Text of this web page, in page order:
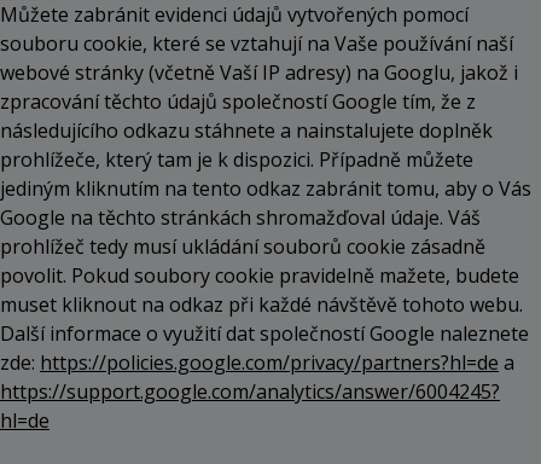
Můžete zabránit evidenci údajů vytvořených pomocí
souboru cookie, které se vztahují na Vaše používání naší
webové stránky (včetně Vaší IP adresy) na Googlu, jakož i
zpracování těchto údajů společností Google tím, že z
následujícího odkazu stáhnete a nainstalujete doplněk
prohlížeče, který tam je k dispozici. Případně můžete
jediným kliknutím na tento odkaz zabránit tomu, aby o Vás
Google na těchto stránkách shromažďoval údaje. Váš
prohlížeč tedy musí ukládání souborů cookie zásadně
povolit. Pokud soubory cookie pravidelně mažete, budete
muset kliknout na odkaz při každé návštěvě tohoto webu.
Další informace o využití dat společností Google naleznete
zde: https://policies.google.com/privacy/partners?hl=de a
https://support.google.com/analytics/answer/6004245?
hl=de